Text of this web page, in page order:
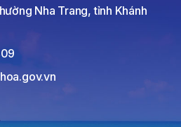
Nha Trang, tỉnh Khánh